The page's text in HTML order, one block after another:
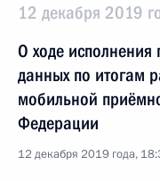
12 декабря 2019
О ходе исполнения
данных по итогам
мобильной
Федерации
12 декабря 2019 года,